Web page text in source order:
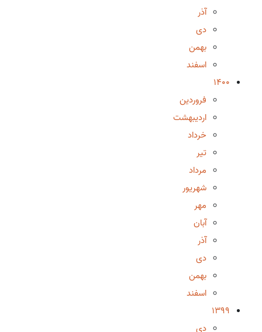
آذر
دی
بهمن
اسفند
1400
فروردین
اردیبهشت
خرداد
تیر
مرداد
شهریور
مهر
آبان
آذر
دی
بهمن
اسفند
1399
دی